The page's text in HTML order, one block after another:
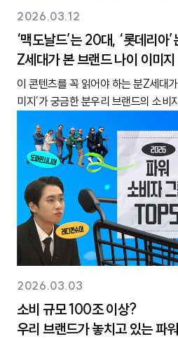
보도에 따르면 K디저트의 유행 반감
합니다. 2020~2021년 유행한 크로
수준으로 떨어지기까지 163일이 소요
유행하기 시작한 두바이 초콜릿
년)는 각각 13일, 17일밖에 걸리지 않
의 10분의 1 수준으로 짧아진 겁니다.
그런데 얼마나 갈까? 그러면서 캐릿
지고 있습니다. 예전엔 ‘요즘 트렌드
지’를 묻는 문들이 많았는데요. 최근
같은지’, ‘오래 지속될 트렌드가 무엇
많아졌습니다. 트렌드가 동시다발적
랜드와 대중의 관심은 ‘무엇이 트렌드
마나 갈지’가 된 것입니다. 기껏 트렌
시했는데 그새 트렌드가 끝나버리는
기 때문이죠. 이 물음에 대한 답을 해
앞서, 캐릿이 정의한 트렌드 지속 기
요.✅ ‘트렌드 지속 기간’이란?일일 검
50%의 검색량이 유지되는 기간 상승:
‘맥도날드’는 20대, ‘롯데리아
Z세대가 본 브랜드 나이 이미지
이 콘텐츠를 꼭 읽어야 하는 분Z세대
미지’가 궁금한 분우리 브랜드의 소비
분‘그랜마에라(Grandma Era)’라는
심으로 생겨난 신조어로, Z세대가 파
기보다 집에서 뜨개질을 하거나 화초
는 현상을 뜻합니다. ‘영포티(Young
숙하실 텐데요. 40대가 최신 유행을
가리키는 말이죠. ‘무신사’처럼 20대
닝’과 같은 취미 영역에서 새롭게 주
다. 이처럼 최근에는 사람들이 즐기는
를 넘는 사례가 늘고 있습니다. 그렇다
볼 때 함께 떠오르는 ‘나이 이미지’
‘뜨개질=할머니 취미’, ‘로드샵 화장
굳어져 있던 인식에도 변화가 생겼을
가 실제로 나타나고 있는지 살펴보기
2026.03.12
소비 규모 100조 이상?
우리 브랜드가 놓치고 있는 파
2026.03.03